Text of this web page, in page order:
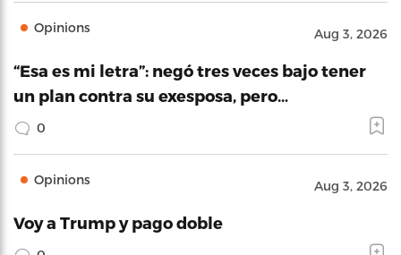
Opinions Aug 3, 2026
“Esa es mi letra”: negó tres veces bajo tener
un plan contra su exesposa, pero…
0
Opinions Aug 3, 2026
Voy a Trump y pago doble